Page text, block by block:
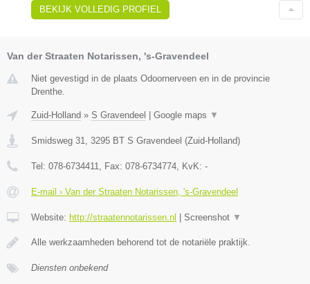
BEKIJK VOLLEDIG PROFIEL
Van der Straaten Notarissen, 's-Gravendeel
Niet gevestigd in de plaats Odoornerveen en in de provincie
Drenthe.
Zuid-Holland » S Gravendeel Google maps ▼
Smidsweg 31, 3295 BT S Gravendeel (Zuid-Holland)
Tel: 078-6734411, Fax: 078-6734774, KvK: -
E-mail › Van der Straaten Notarissen, 's-Gravendeel
Website: http://straatennotarissen.nl Screenshot ▼
Alle werkzaamheden behorend tot de notariële praktijk.
Diensten onbekend